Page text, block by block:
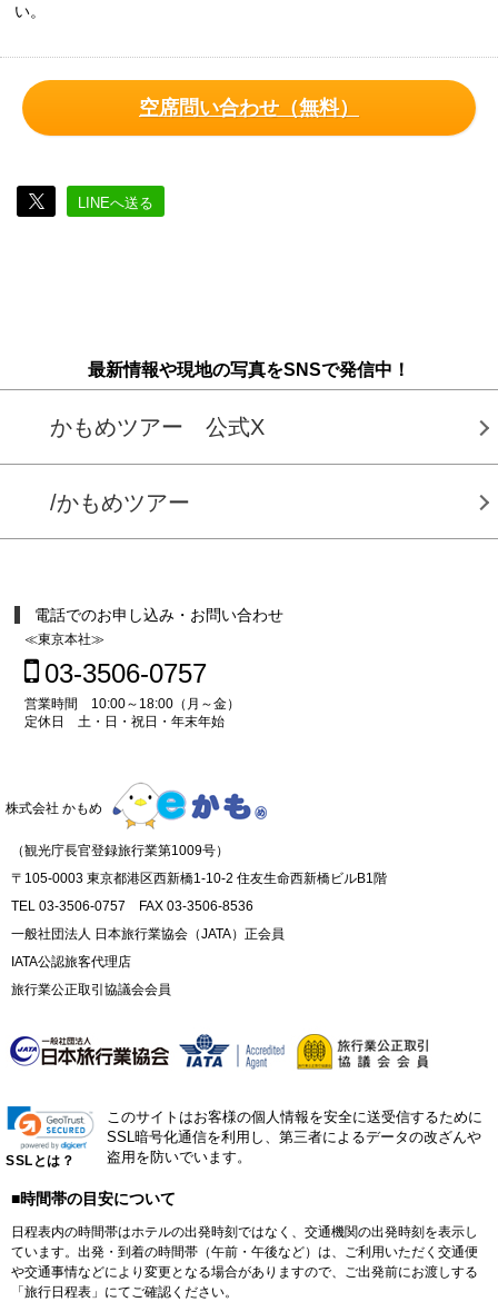
い。
空席問い合わせ（無料）
LINEへ送る
最新情報や現地の写真をSNSで発信中！
かもめツアー 公式X
/かもめツアー
電話でのお申し込み・お問い合わせ
≪東京本社≫
03-3506-0757
営業時間 10:00～18:00（月～金）
定休日 土・日・祝日・年末年始
株式会社 かもめ
（観光庁長官登録旅行業第1009号）
〒105-0003 東京都港区西新橋1-10-2 住友生命西新橋ビルB1階
TEL 03-3506-0757 FAX 03-3506-8536
一般社団法人 日本旅行業協会（JATA）正会員
IATA公認旅客代理店
旅行業公正取引協議会会員
SSLとは？
このサイトはお客様の個人情報を安全に送受信するために
SSL暗号化通信を利用し、第三者によるデータの改ざんや
盗用を防いでいます。
■時間帯の目安について
日程表内の時間帯はホテルの出発時刻ではなく、交通機関の出発時刻を表示し
ています。出発・到着の時間帯（午前・午後など）は、ご利用いただく交通便
や交通事情などにより変更となる場合がありますので、ご出発前にお渡しする
「旅行日程表」にてご確認ください。